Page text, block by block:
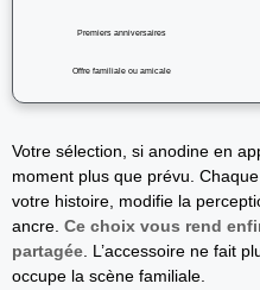
Premiers anniversaires
Offre familiale ou amicale
Votre sélection, si anodine en
moment plus que prévu.
votre histoire, modifie la
ancre. Ce choix vous rend
partagée . L’accessoire ne fait
occupe la scène familiale.